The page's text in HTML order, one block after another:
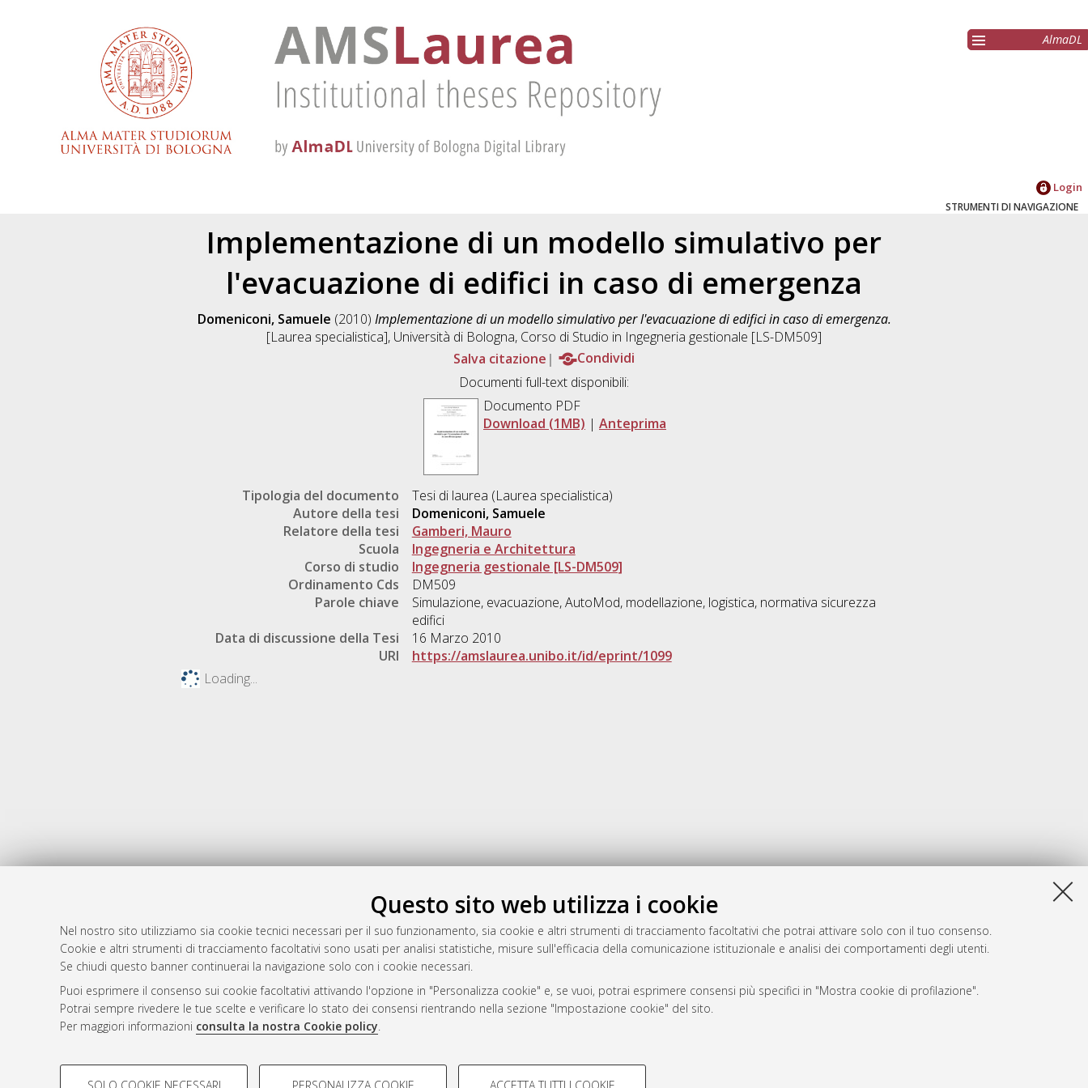
Questo sito web utilizza i cookie
Nel nostro sito utilizziamo sia cookie tecnici necessari per il suo funzionamento, sia cookie e altri strumenti di tracciamento facoltativi che potrai attivare solo con il tuo consenso.
Cookie e altri strumenti di tracciamento facoltativi sono usati per analisi statistiche, misure sull'efficacia della comunicazione istituzionale e analisi dei comportamenti degli utenti.
Se chiudi questo banner continuerai la navigazione solo con i cookie necessari.
Puoi esprimere il consenso sui cookie facoltativi attivando l'opzione in "Personalizza cookie" e, se vuoi, potrai esprimere consensi più specifici in "Mostra cookie di profilazione".
Potrai sempre rivedere le tue scelte e verificare lo stato dei consensi rientrando nella sezione "Impostazione cookie" del sito.
Per maggiori informazioni consulta la nostra Cookie policy.
COOKIE DI PROFILAZIONE - FACOLTATIVI COOKIE TECNICI - NECESSARI
AlmaDL
Login
STRUMENTI DI NAVIGAZIONE
Implementazione di un modello simulativo per
l'evacuazione di edifici in caso di emergenza
Domeniconi, Samuele (2010) Implementazione di un modello simulativo per l'evacuazione di edifici in caso di emergenza.
[Laurea specialistica], Università di Bologna, Corso di Studio in Ingegneria gestionale [LS-DM509]
Salva citazione
Condividi
Documenti full-text disponibili:
Documento PDF
Download (1MB) | Anteprima
Tipologia del documento
Tesi di laurea (Laurea specialistica)
Autore della tesi
Domeniconi, Samuele
Relatore della tesi
Gamberi, Mauro
Scuola
Ingegneria e Architettura
Corso di studio
Ingegneria gestionale [LS-DM509]
Ordinamento Cds
DM509
Parole chiave
Simulazione, evacuazione, AutoMod, modellazione, logistica, normativa sicurezza
edifici
Data di discussione della Tesi
16 Marzo 2010
URI
https://amslaurea.unibo.it/id/eprint/1099
Loading...
Gestione del documento:
Atom
Rss 1.0
Rss 2.0
AMS Laurea
Servizio implementato e gestito da
Impostazioni Cookie
Informativa sulla privacy
Condizioni d’uso del sito